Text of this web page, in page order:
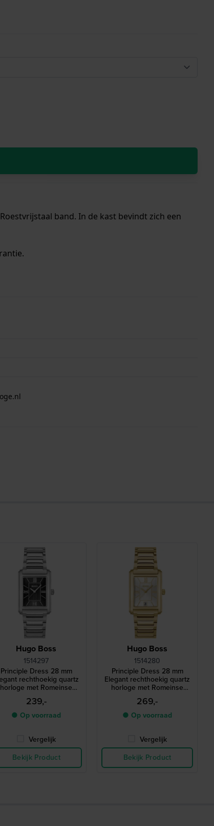
band. In de kast bevindt zich een
Hugo Boss
1514297
Principle Dress 28 mm
rechthoekig quartz
horloge met Romeinse
indexen
239,-
● Op voorraad
Vergelijk
Bekijk Product
Hugo Boss
1514280
Principle Dress 28 mm
Elegant rechthoekig quartz
horloge met Romeinse
indexen
269,-
● Op voorraad
Vergelijk
Bekijk Product